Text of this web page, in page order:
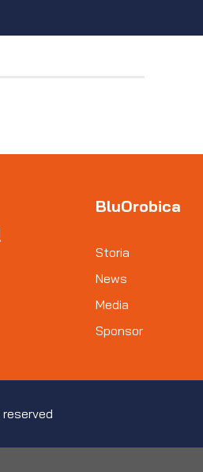
BluOrobica
Storia
News
Media
Sponsor
reserved